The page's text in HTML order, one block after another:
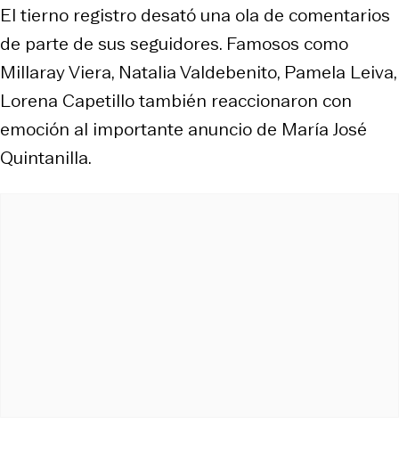
El tierno registro desató una ola de comentarios
de parte de sus seguidores. Famosos como
Millaray Viera, Natalia Valdebenito, Pamela Leiva,
Lorena Capetillo también reaccionaron con
emoción al importante anuncio de María José
Quintanilla.